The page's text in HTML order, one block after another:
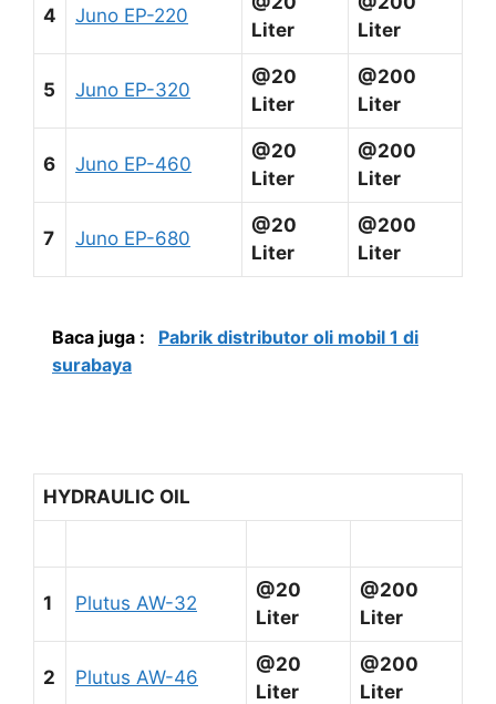
4 Juno EP-220
Liter
Liter
5 Juno EP-320
@20
Liter
@200
Liter
6 Juno EP-460
@20
Liter
@200
Liter
7 Juno EP-680
@20
Liter
@200
Liter
Baca juga :
Pabrik distributor oli mobil 1 di
surabaya
HYDRAULIC OIL
1 Plutus AW-32
@20
Liter
@200
Liter
2 Plutus AW-46
@20
Liter
@200
Liter